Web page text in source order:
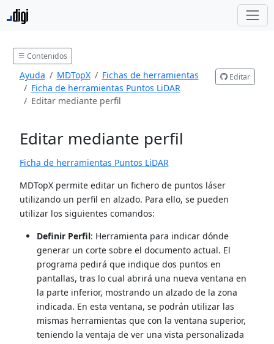
Contenidos
Ayuda MDTopX
Fichas de herramientas
Ficha de herramientas Puntos LiDAR
Editar mediante perfil
Editar
Editar mediante perfil
Ficha de herramientas Puntos LiDAR
MDTopX permite editar un fichero de puntos láser
utilizando un perfil en alzado. Para ello, se pueden
utilizar los siguientes comandos:
Definir Perfil: Herramienta para indicar dónde
generar un corte sobre el documento actual. El
programa pedirá que indique dos puntos en
pantallas, tras lo cual abrirá una nueva ventana en
la parte inferior, mostrando un alzado de la zona
indicada. En esta ventana, se podrán utilizar las
mismas herramientas que con la ventana superior,
teniendo la ventaja de ver una vista personalizada